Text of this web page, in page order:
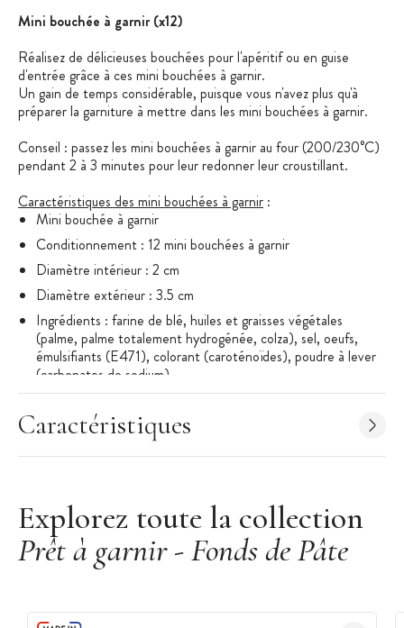
Mini bouchée à garnir (x12)
Réalisez de délicieuses bouchées pour l'apéritif ou en guise
d'entrée grâce à ces mini bouchées à garnir.
Un gain de temps considérable, puisque vous n'avez plus qu'à
préparer la garniture à mettre dans les mini bouchées à garnir.
Conseil : passez les mini bouchées à garnir au four (200/230°C)
pendant 2 à 3 minutes pour leur redonner leur croustillant.
Caractéristiques des mini bouchées à garnir :
Mini bouchée à garnir
Conditionnement : 12 mini bouchées à garnir
Diamètre intérieur : 2 cm
Diamètre extérieur : 3.5 cm
Ingrédients : farine de blé, huiles et graisses végétales
(palme, palme totalement hydrogénée, colza), sel, oeufs,
émulsifiants (E471), colorant (caroténoïdes), poudre à lever
(carbonates de sodium)
Fabriqué dans un atelier qui utilise du lait
A conserver dans un endroit frais et sec
Caractéristiques
Explorez toute la collection
Prêt à garnir - Fonds de Pâte